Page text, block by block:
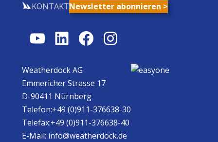
KONTAKTNewsletter abonnieren >
YouTube
LinkedIn
Facebook
Instagram
Weatherdock AG
Emmericher Strasse 17
D-90411 Nürnberg
Telefon:+49 (0)911-376638-30
Telefax:+49 (0)911-376638-40
E-Mail: info@weatherdock.de